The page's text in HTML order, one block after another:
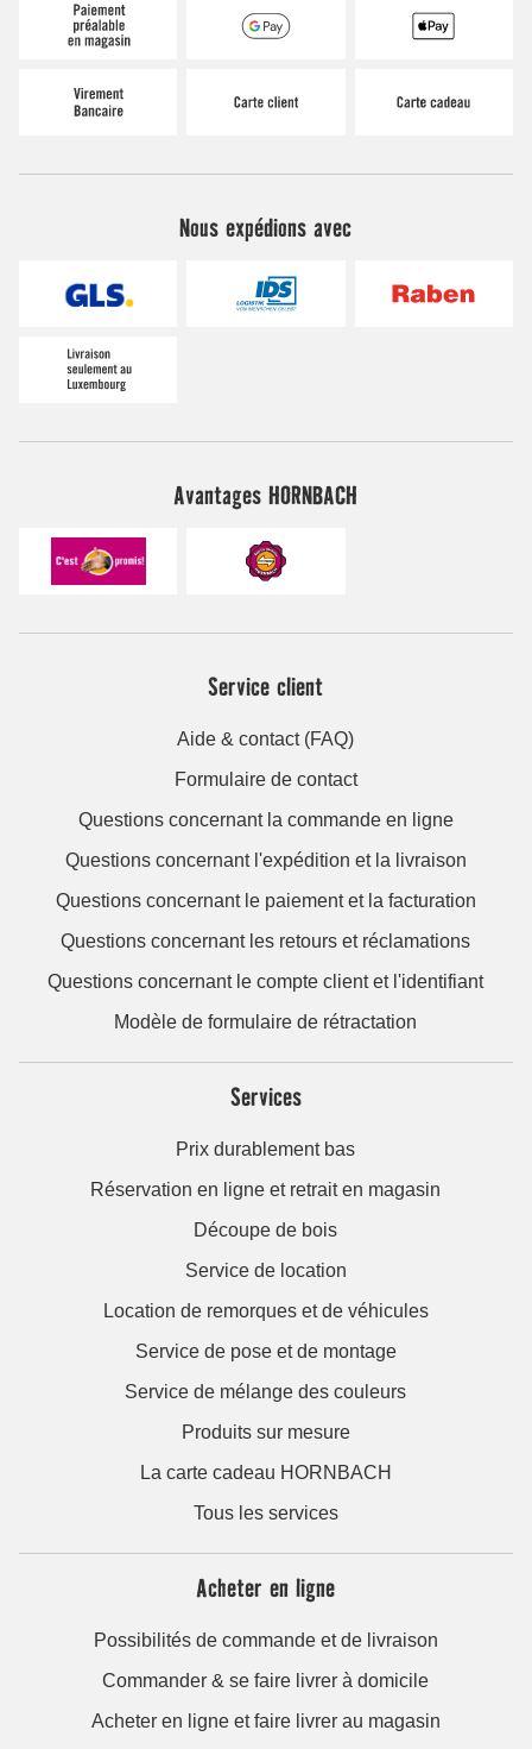
Nous expédions avec
Avantages HORNBACH
Service client
Aide & contact (FAQ)
Formulaire de contact
Questions concernant la commande en ligne
Questions concernant l'expédition et la livraison
Questions concernant le paiement et la facturation
Questions concernant les retours et réclamations
Questions concernant le compte client et l'identifiant
Modèle de formulaire de rétractation
Services
Prix durablement bas
Réservation en ligne et retrait en magasin
Découpe de bois
Service de location
Location de remorques et de véhicules
Service de pose et de montage
Service de mélange des couleurs
Produits sur mesure
La carte cadeau HORNBACH
Tous les services
Acheter en ligne
Possibilités de commande et de livraison
Commander & se faire livrer à domicile
Acheter en ligne et faire livrer au magasin